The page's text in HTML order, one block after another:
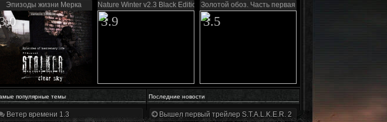
Эпизоды жизни Мерка Nature Winter v2.3 Black Edition
3.9
Золотой обоз. Часть первая
3.5
популярные темы Последние новости
и сюжет | Разбор трейлера
Ветер времени 1.3
Вышел первый трейлер S.T.A.L.K.E.R. 2